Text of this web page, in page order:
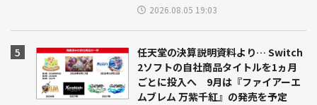
2026.08.05 19:03
任天堂の決算説明資料より… Switch
2ソフトの自社商品タイトルを1ヵ月
ごとに投入へ 9月は『ファイアーエ
ムブレム 万紫千紅』の発売を予定